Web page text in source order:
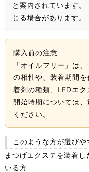
と案内されています
じる場合があります。
購入前の注意
「オイルフリー」は
の相性や、装着期間
着剤の種類、LEDエ
開始時期については
ください。
このような方が選びや
まつげエクステを装着
いる方